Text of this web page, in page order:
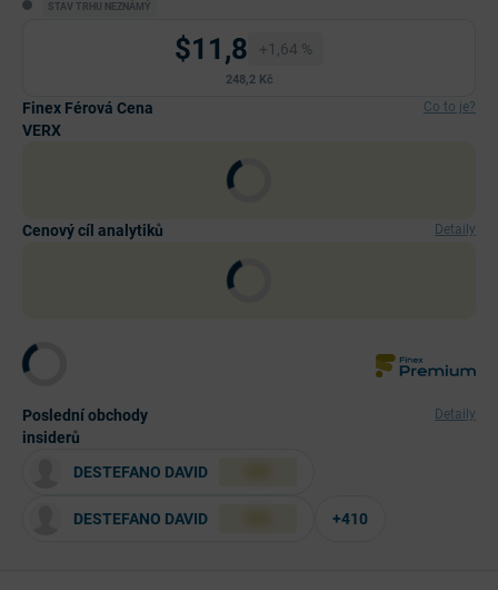
STAV TRHU NEZNÁMÝ
$11,8 +1,64 %
248,2 Kč
Finex Férová Cena
VERX
Co to je?
Cenový cíl analytiků Detaily
Poslední obchody
insiderů
Detaily
DESTEFANO DAVID
DESTEFANO DAVID +410